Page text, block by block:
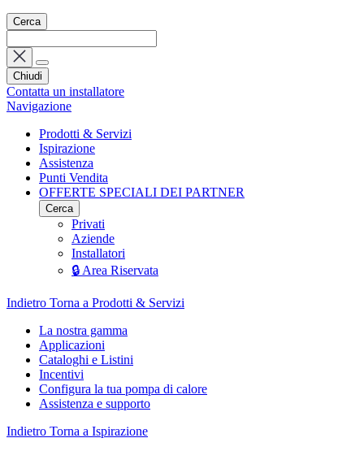
Cerca
Chiudi
Contatta un installatore
Navigazione
Prodotti & Servizi
Ispirazione
Assistenza
Punti Vendita
OFFERTE SPECIALI DEI PARTNER
Cerca
Privati
Aziende
Installatori
🔒 Area Riservata
Indietro Torna a Prodotti & Servizi
La nostra gamma
Applicazioni
Cataloghi e Listini
Incentivi
Configura la tua pompa di calore
Assistenza e supporto
Indietro Torna a Ispirazione